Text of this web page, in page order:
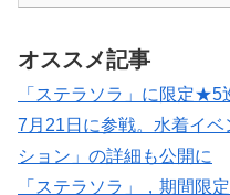
オススメ記事
「ステラソラ」に限定
7月21日に参戦。水着イ
ション」の詳細も公開に
「ステラソラ」，期間限